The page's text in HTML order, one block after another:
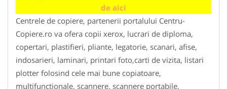
de aici
Centrele de copiere, partenerii portalului Centru-
Copiere.ro va ofera copii xerox, lucrari de diploma,
copertari, plastifieri, pliante, legatorie, scanari, afise,
indosarieri, laminari, printari foto,carti de vizita, listari
plotter folosind cele mai bune copiatoare,
multifunctionale, scannere, scannere portabile,